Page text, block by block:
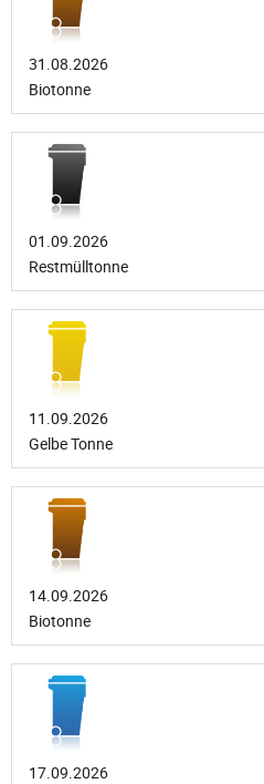
31.08.2026
Biotonne
01.09.2026
Restmülltonne
11.09.2026
Gelbe Tonne
14.09.2026
Biotonne
17.09.2026